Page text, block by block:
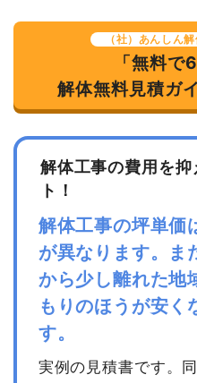
建物の種類/構造
坪数
建物解体費用
（社）あんしん
「無料で
解体無料見積ガ
解体工事の費用を
ト！
解体工事の坪単価
が異なります。ま
から少し離れた地
もりのほうが安く
す。
実例の見積書です。